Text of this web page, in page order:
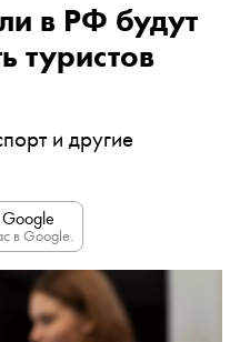
в РФ будут
туристов
и другие
в Google.